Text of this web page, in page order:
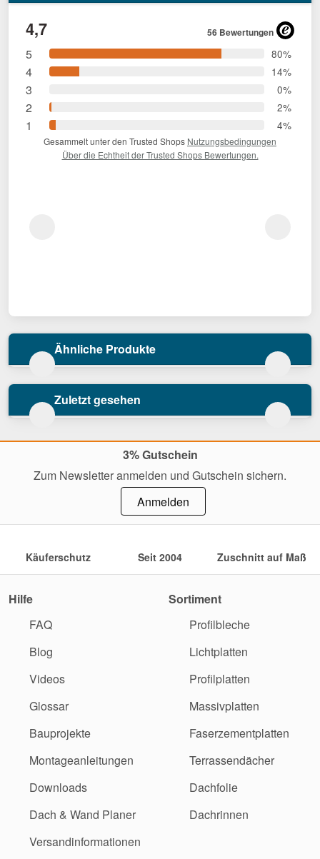
4,7 56 Bewertungen
5 80%
4 14%
3 0%
2 2%
1 4%
Gesammelt unter den Trusted Shops Nutzungsbedingungen
Über die Echtheit der Trusted Shops Bewertungen.
Ähnliche Produkte
Zuletzt gesehen
3% Gutschein
Zum Newsletter anmelden und Gutschein sichern.
Anmelden
Käuferschutz Seit 2004 Zuschnitt auf Maß
Hilfe
FAQ
Blog
Videos
Glossar
Bauprojekte
Montageanleitungen
Downloads
Dach & Wand Planer
Versandinformationen
Sortiment
Profilbleche
Lichtplatten
Profilplatten
Massivplatten
Faserzementplatten
Terrassendächer
Dachfolie
Dachrinnen